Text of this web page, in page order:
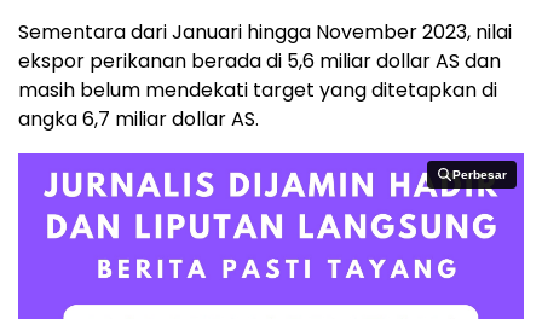
Sementara dari Januari hingga November 2023, nilai
ekspor perikanan berada di 5,6 miliar dollar AS dan
masih belum mendekati target yang ditetapkan di
angka 6,7 miliar dollar AS.
Perbesar
Perbesar